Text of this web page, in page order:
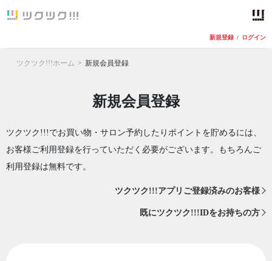
新規登録 / ログイン
ツクツク!!!ホーム 新規会員登録
新規会員登録
ツクツク!!!でお買い物・サロン予約したりポイントを貯めるには、
お客様ご利用登録を行っていただく必要がございます。もちろんご
利用登録は無料です。
ツクツク!!!アプリご登録済みのお客様
既にツクツク!!!IDをお持ちの方